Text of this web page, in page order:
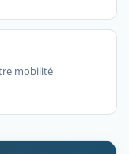
mobilité